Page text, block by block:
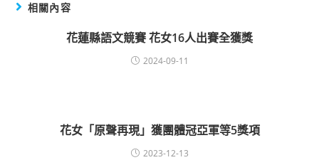
相關內容
花蓮縣語文競賽 花女16人出賽全獲獎
2024-09-11
花女「原聲再現」獲團體冠亞軍等5獎項
2023-12-13